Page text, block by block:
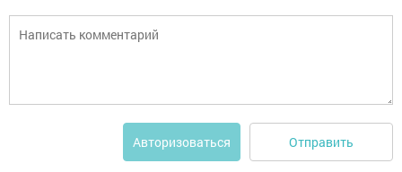
Авторизоваться Отправить